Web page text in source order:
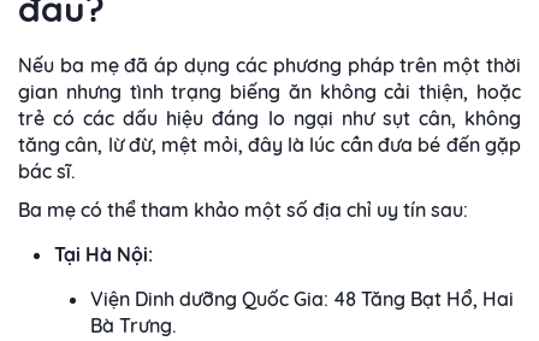
Nếu ba mẹ đã áp dụng các phương pháp trên một thời
gian nhưng tình trạng biếng ăn không cải thiện, hoặc
trẻ có các dấu hiệu đáng lo ngại như sụt cân, không
tăng cân, lừ đừ, mệt mỏi, đây là lúc cần đưa bé đến gặp
bác sĩ.
Ba mẹ có thể tham khảo một số địa chỉ uy tín sau:
Tại Hà Nội:
Viện Dinh dưỡng Quốc Gia: 48 Tăng Bạt Hổ, Hai
Bà Trưng.